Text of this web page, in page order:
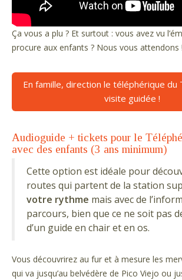
Ça vous a plu ? Et surtout : vous avez vu
procure aux enfants ? Nous vous attendons !
En famille, direction le téléphérique du
visite guidée !
Audioguide + tickets pour le
avec des enfants (3 ans minimum)
Cette option est idéale pour
routes qui partent de la station
votre rythme mais avec de
parcours, bien que ce ne soit pas
d’un guide en chair et en os.
Vous découvrirez au fur et à mesure les
qui va jusqu’au belvédère de Pico Viejo ou